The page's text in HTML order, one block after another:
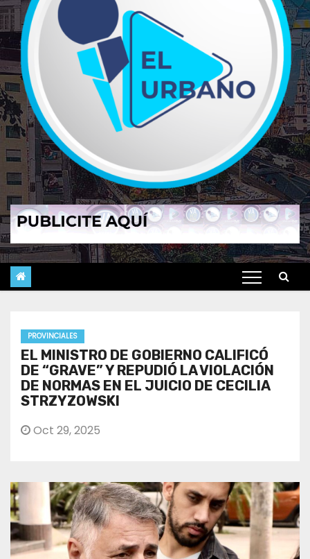
PROVINCIALES
EL MINISTRO DE GOBIERNO CALIFICÓ
DE “GRAVE” Y REPUDIÓ LA VIOLACIÓN
DE NORMAS EN EL JUICIO DE CECILIA
STRZYZOWSKI
Oct 29, 2025